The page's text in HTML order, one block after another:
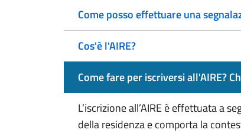
Come posso effettuare una
Cos'è l'AIRE?
Come fare per iscriversi all'AIRE?
L’iscrizione all’AIRE è effettuata a
della residenza e comporta la